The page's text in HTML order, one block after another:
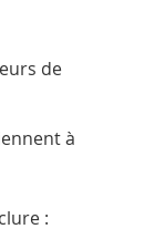
de
à
: